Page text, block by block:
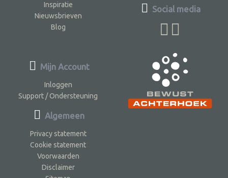
Inspiratie
Nieuwsbrieven
Blog
Social media
Mijn Account
Inloggen
Support / Ondersteuning
Algemeen
Privacy statement
Cookie statement
Voorwaarden
Disclaimer